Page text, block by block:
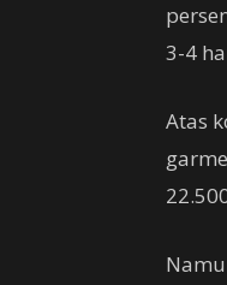
3-4
Atas